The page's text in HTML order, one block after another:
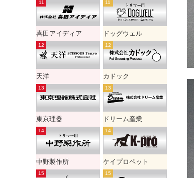
喜田アイディア
天洋
東京理器
中野製作所
ドッグウェル
カドック
ドリーム産業
ケイプロペット